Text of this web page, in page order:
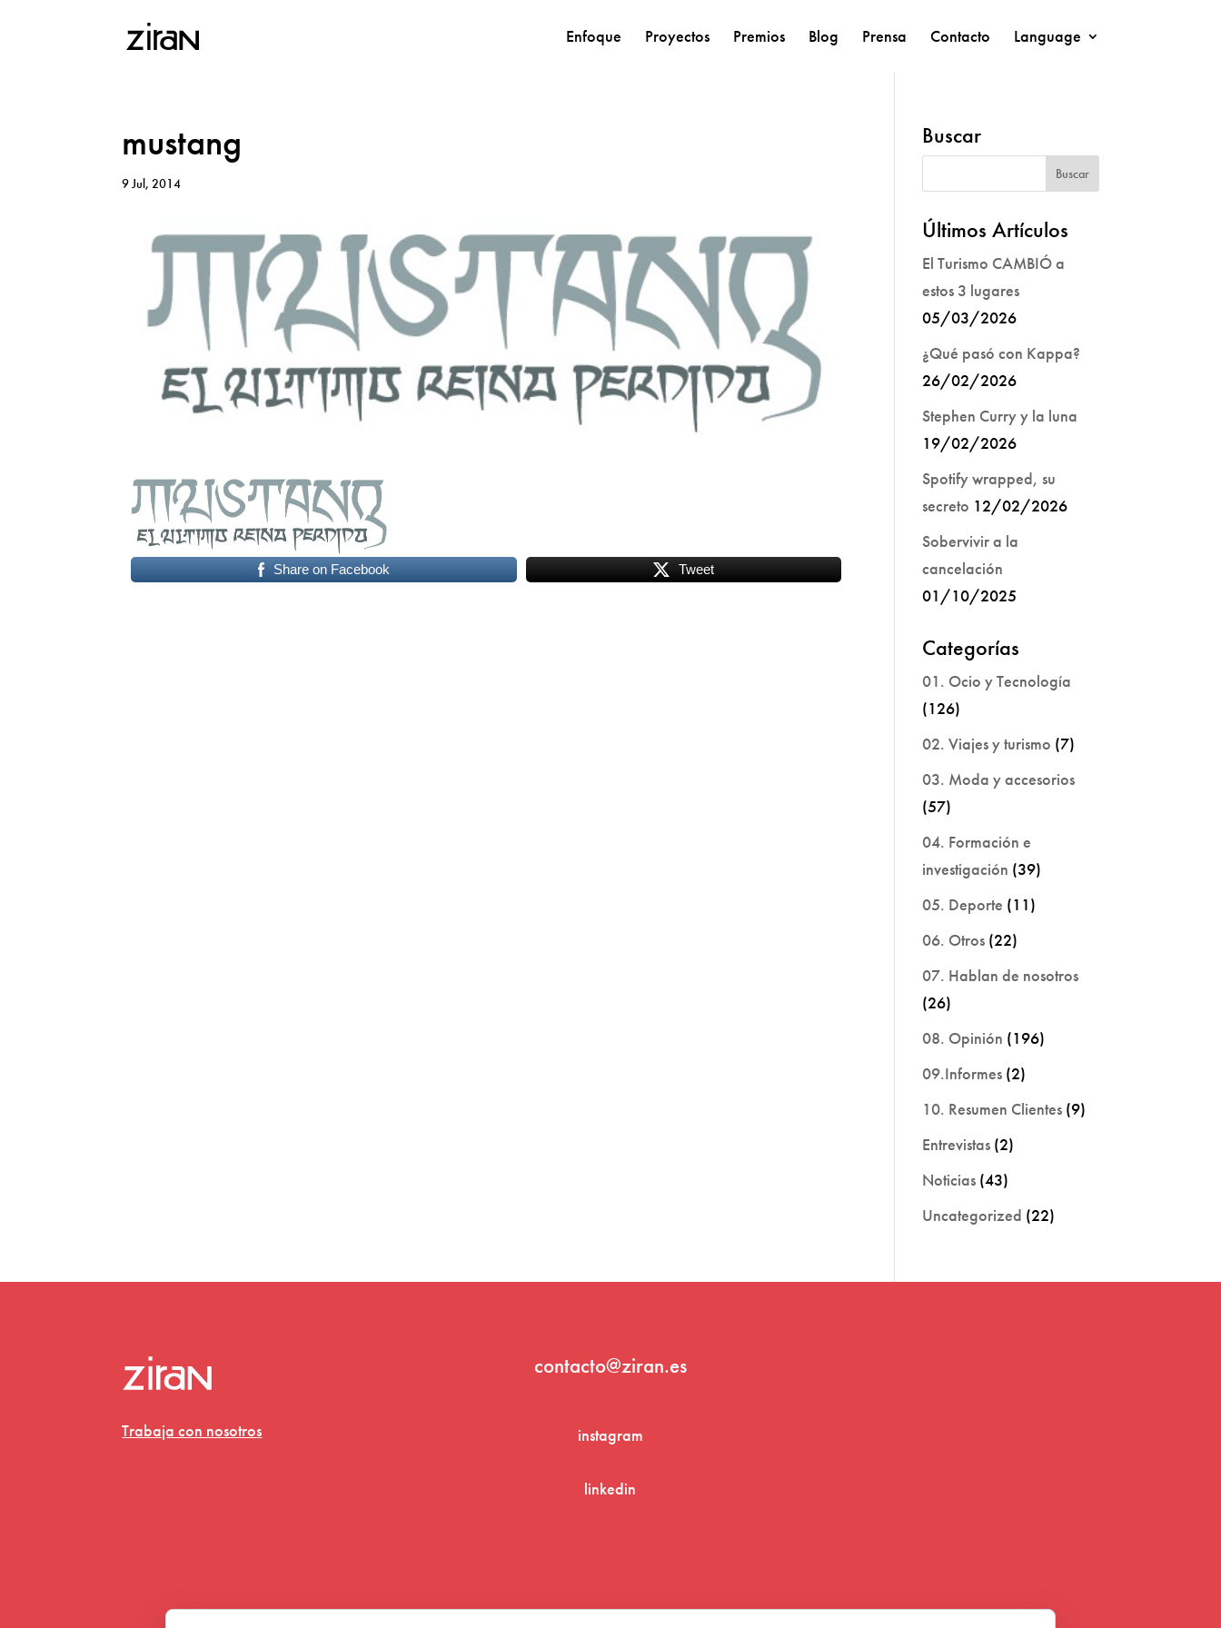
Enfoque Proyectos Premios Blog Prensa Contacto Language
mustang
9 Jul, 2014
Share on Facebook Tweet
Buscar
Últimos Artículos
El Turismo CAMBIÓ a
estos 3 lugares
05/03/2026
¿Qué pasó con Kappa?
26/02/2026
Stephen Curry y la luna
19/02/2026
Spotify wrapped, su
secreto 12/02/2026
Sobervivir a la
cancelación
01/10/2025
Categorías
01. Ocio y Tecnología
(126)
02. Viajes y turismo (7)
03. Moda y accesorios
(57)
04. Formación e
investigación (39)
05. Deporte (11)
06. Otros (22)
07. Hablan de nosotros
(26)
08. Opinión (196)
09.Informes (2)
10. Resumen Clientes (9)
Entrevistas (2)
Noticias (43)
Uncategorized (22)
Trabaja con nosotros
contacto@ziran.es
instagram
linkedin